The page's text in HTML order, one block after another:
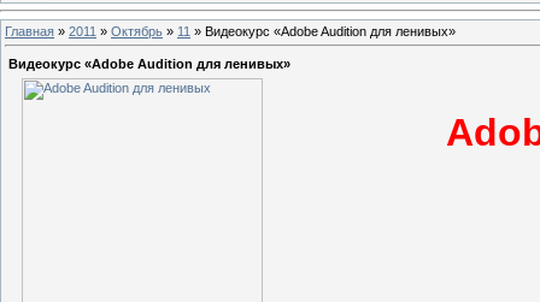
Главная » 2011 » Октябрь » 11 » Видеокурс «Adobe Audition для ленивых»
Видеокурс «Adobe Audition для ленивых»